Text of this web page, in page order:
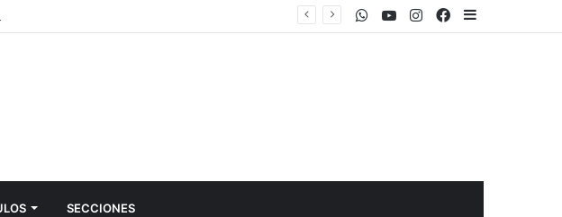
106 de Romagnoli y el CET 17 Facebook
Instagram
Youtube
WhatsApp
SECCIONES